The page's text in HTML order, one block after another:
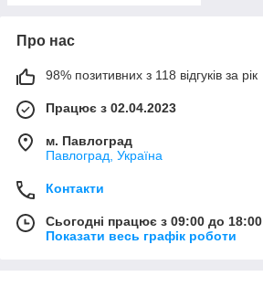
Про нас
98% позитивних з 118 відгуків за рік
Працює з 02.04.2023
м. Павлоград
Павлоград, Україна
Контакти
Сьогодні працює з 09:00 до 18:00
Показати весь графік роботи